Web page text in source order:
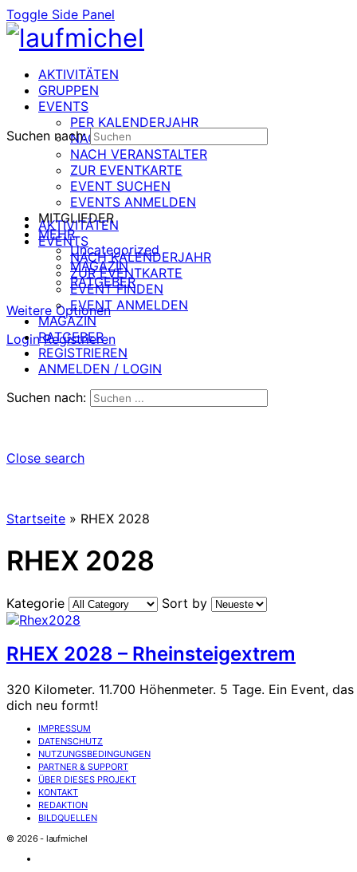
Toggle Side Panel
AKTIVITÄTEN
GRUPPEN
EVENTS
PER KALENDERJAHR
NACH DATUM
NACH VERANSTALTER
ZUR EVENTKARTE
EVENT SUCHEN
EVENTS ANMELDEN
MITGLIEDER
MEHR
Uncategorized
MAGAZIN
RATGEBER
Weitere Optionen
Login Registrieren
Suchen nach:
AKTIVITÄTEN
EVENTS
NACH KALENDERJAHR
ZUR EVENTKARTE
EVENT FINDEN
EVENT ANMELDEN
MAGAZIN
RATGEBER
REGISTRIEREN
ANMELDEN / LOGIN
Suchen nach:
Close search
Startseite » RHEX 2028
RHEX 2028
Kategorie Sort by
RHEX 2028 – Rheinsteigextrem
320 Kilometer. 11.700 Höhenmeter. 5 Tage. Ein Event, das
dich neu formt!
IMPRESSUM
DATENSCHUTZ
NUTZUNGSBEDINGUNGEN
PARTNER & SUPPORT
ÜBER DIESES PROJEKT
KONTAKT
REDAKTION
BILDQUELLEN
© 2026 - laufmichel